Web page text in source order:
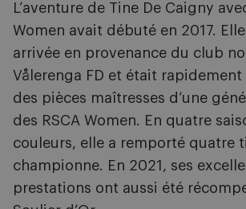
L’aventure de Tine De Caigny
Women avait débuté en 2017.
arrivée en provenance du club
Vålerenga FD et était rapidement
des pièces maîtresses d’une
des RSCA Women. En quatre
couleurs, elle a remporté quatre
championne. En 2021, ses
prestations ont aussi été